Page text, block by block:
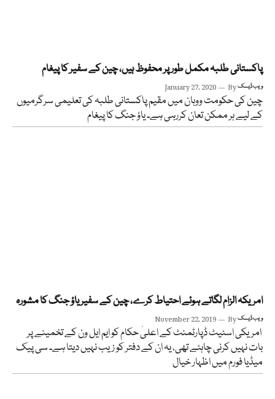
پاکستانی طلبہ مکمل طور پر محفوظ ہیں، چین کے سفیر کا پیغام
January 27, 2020 Byویب ڈیسک
چین کی حکومت ووہان میں مقیم پاکستانی طلبہ کی تعلیمی سرگرمیوں
کے لیے ہر ممکن تعان کررہی ہے۔ یاؤ جنگ کا پیغام
امریکہ الزام لگاتے ہوئے احتیاط کرے، چین کے سفیر یاؤ جنگ کا مشورہ
November 22, 2019 Byویب ڈیسک
امریکی اسٹیٹ ڈپارٹمنٹ کے اعلیٰ حکام کو ایم ایل ون کے تخمینے پر
بات نہیں کرنی چاہئے تھی، یہ ان کے دفتر کو زیب نہیں دیتا ہے۔ سی پیک
میڈیا فورم میں اظہار خیال